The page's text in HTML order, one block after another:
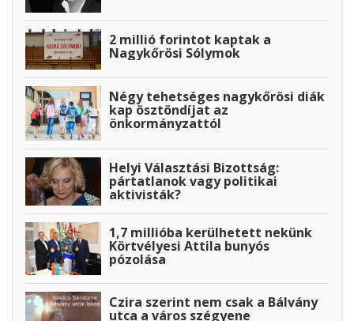
2 millió forintot kaptak a
Nagykőrösi Sólymok
Négy tehetséges nagykőrösi diák
kap ösztöndíjat az
önkormányzattól
Helyi Választási Bizottság:
pártatlanok vagy politikai
aktivisták?
1,7 millióba kerülhetett nekünk
Körtvélyesi Attila bunyós
pózolása
Czira szerint nem csak a Bálvány
utca a város szégyene